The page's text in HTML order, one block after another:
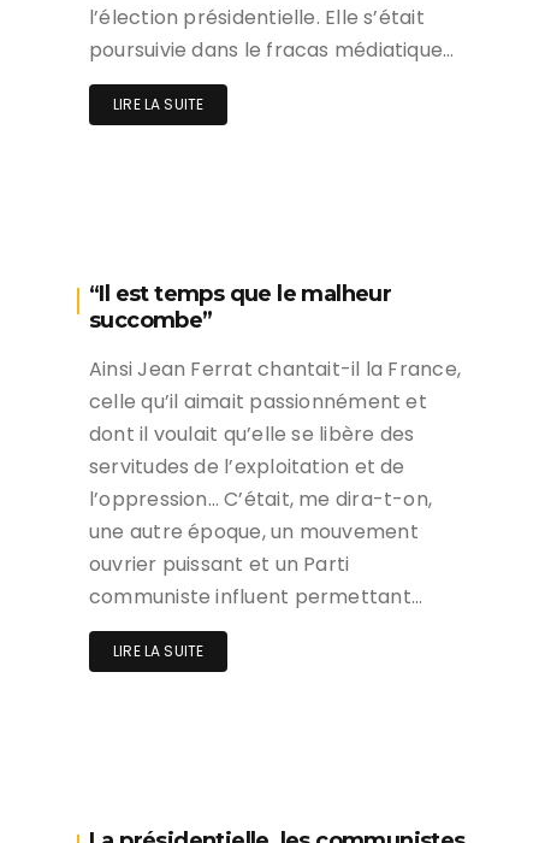
l’élection présidentielle. Elle s’était
poursuivie dans le fracas médiatique…
LIRE LA SUITE
“Il est temps que le malheur
succombe”
Ainsi Jean Ferrat chantait-il la France,
celle qu’il aimait passionnément et
dont il voulait qu’elle se libère des
servitudes de l’exploitation et de
l’oppression… C’était, me dira-t-on,
une autre époque, un mouvement
ouvrier puissant et un Parti
communiste influent permettant…
LIRE LA SUITE